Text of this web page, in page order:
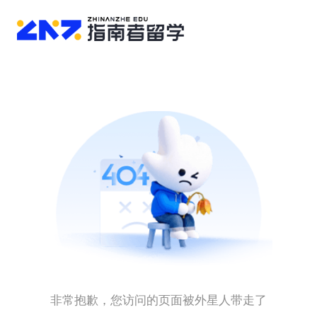
非常抱歉，您访问的页面被外星人带走了